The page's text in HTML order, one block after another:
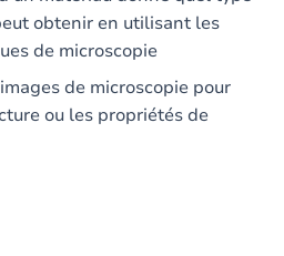
obtenir en utilisant les
de microscopie
de microscopie pour
ou les propriétés de